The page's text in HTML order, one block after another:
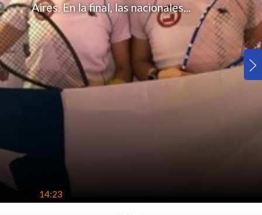
Síguenos:
Aires. En la final, las nacionales...
14:23